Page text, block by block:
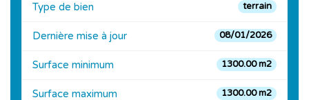
Type de bien terrain
Dernière mise à jour 08/01/2026
Surface minimum 1300.00 m2
Surface maximum 1300.00 m2